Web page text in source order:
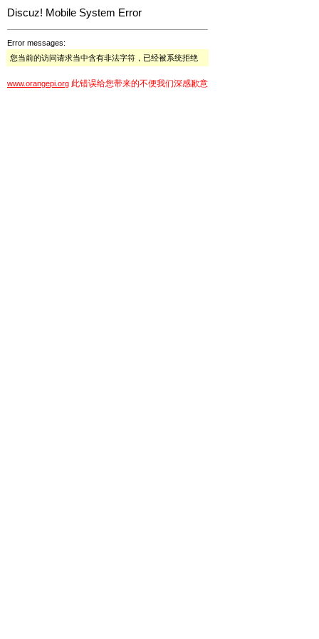
Discuz! Mobile System Error
Error messages:
您当前的访问请求当中含有非法字符，已经被系统拒绝
www.orangepi.org 此错误给您带来的不便我们深感歉意